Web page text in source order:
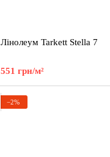
Лінолеум Tarkett Stella 7
551 грн/м²
−2%